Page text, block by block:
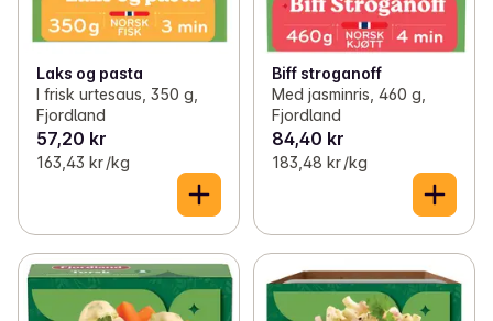
Laks og pasta
I frisk urtesaus, 350 g,
Fjordland
57,20 kr
163,43 kr /kg
Biff stroganoff
Med jasminris, 460 g,
Fjordland
84,40 kr
183,48 kr /kg